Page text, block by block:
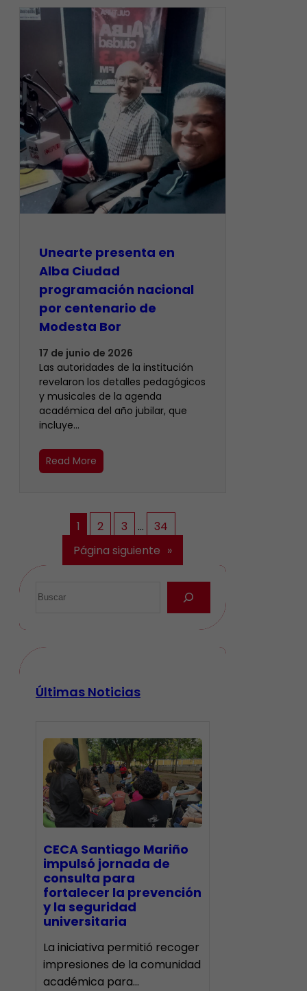
​Unearte presenta en
Alba Ciudad
programación nacional
por centenario de
Modesta Bor
17 de junio de 2026
Las autoridades de la institución
revelaron los detalles pedagógicos
y musicales de la agenda
académica del año jubilar, que
incluye…
Read More
1 2 3 …
34
Página siguiente »
Últimas Noticias
CECA Santiago Mariño
impulsó jornada de
consulta para
fortalecer la prevención
y la seguridad
universitaria
La iniciativa permitió recoger
impresiones de la comunidad
académica para…